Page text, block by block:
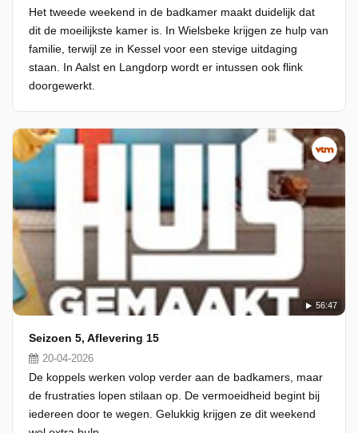
Het tweede weekend in de badkamer maakt duidelijk dat
dit de moeilijkste kamer is. In Wielsbeke krijgen ze hulp van
familie, terwijl ze in Kessel voor een stevige uitdaging
staan. In Aalst en Langdorp wordt er intussen ook flink
doorgewerkt.
56:47
Seizoen 5, Aflevering 15
20-04-2026
De koppels werken volop verder aan de badkamers, maar
de frustraties lopen stilaan op. De vermoeidheid begint bij
iedereen door te wegen. Gelukkig krijgen ze dit weekend